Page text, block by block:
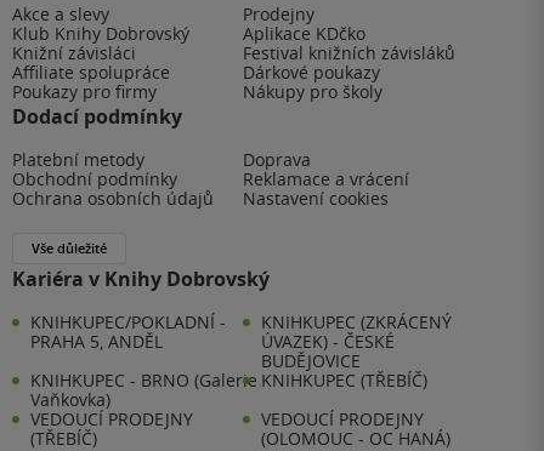
Akce a slevy
Prodejny
Klub Knihy Dobrovský
Aplikace KDčko
Knižní závisláci
Festival knižních závisláků
Affiliate spolupráce
Dárkové poukazy
Poukazy pro firmy
Nákupy pro školy
Dodací podmínky
Platební metody
Doprava
Obchodní podmínky
Reklamace a vrácení
Ochrana osobních údajů
Nastavení cookies
Vše důležité
Kariéra v Knihy Dobrovský
KNIHKUPEC/POKLADNÍ -
PRAHA 5, ANDĚL
KNIHKUPEC (ZKRÁCENÝ
ÚVAZEK) - ČESKÉ
BUDĚJOVICE
KNIHKUPEC - BRNO (Galerie
Vaňkovka)
KNIHKUPEC (TŘEBÍČ)
VEDOUCÍ PRODEJNY
(TŘEBÍČ)
VEDOUCÍ PRODEJNY
(OLOMOUC - OC HANÁ)